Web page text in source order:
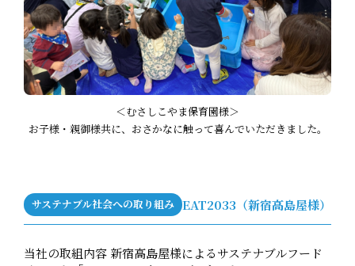
＜むさしこやま保育園様＞
お子様・親御様共に、おさかなに触って喜んでいただきました。
サステナブル社会への取り組み EAT2033（新宿高島屋様）
当社の取組内容 新宿高島屋様によるサステナブルフード